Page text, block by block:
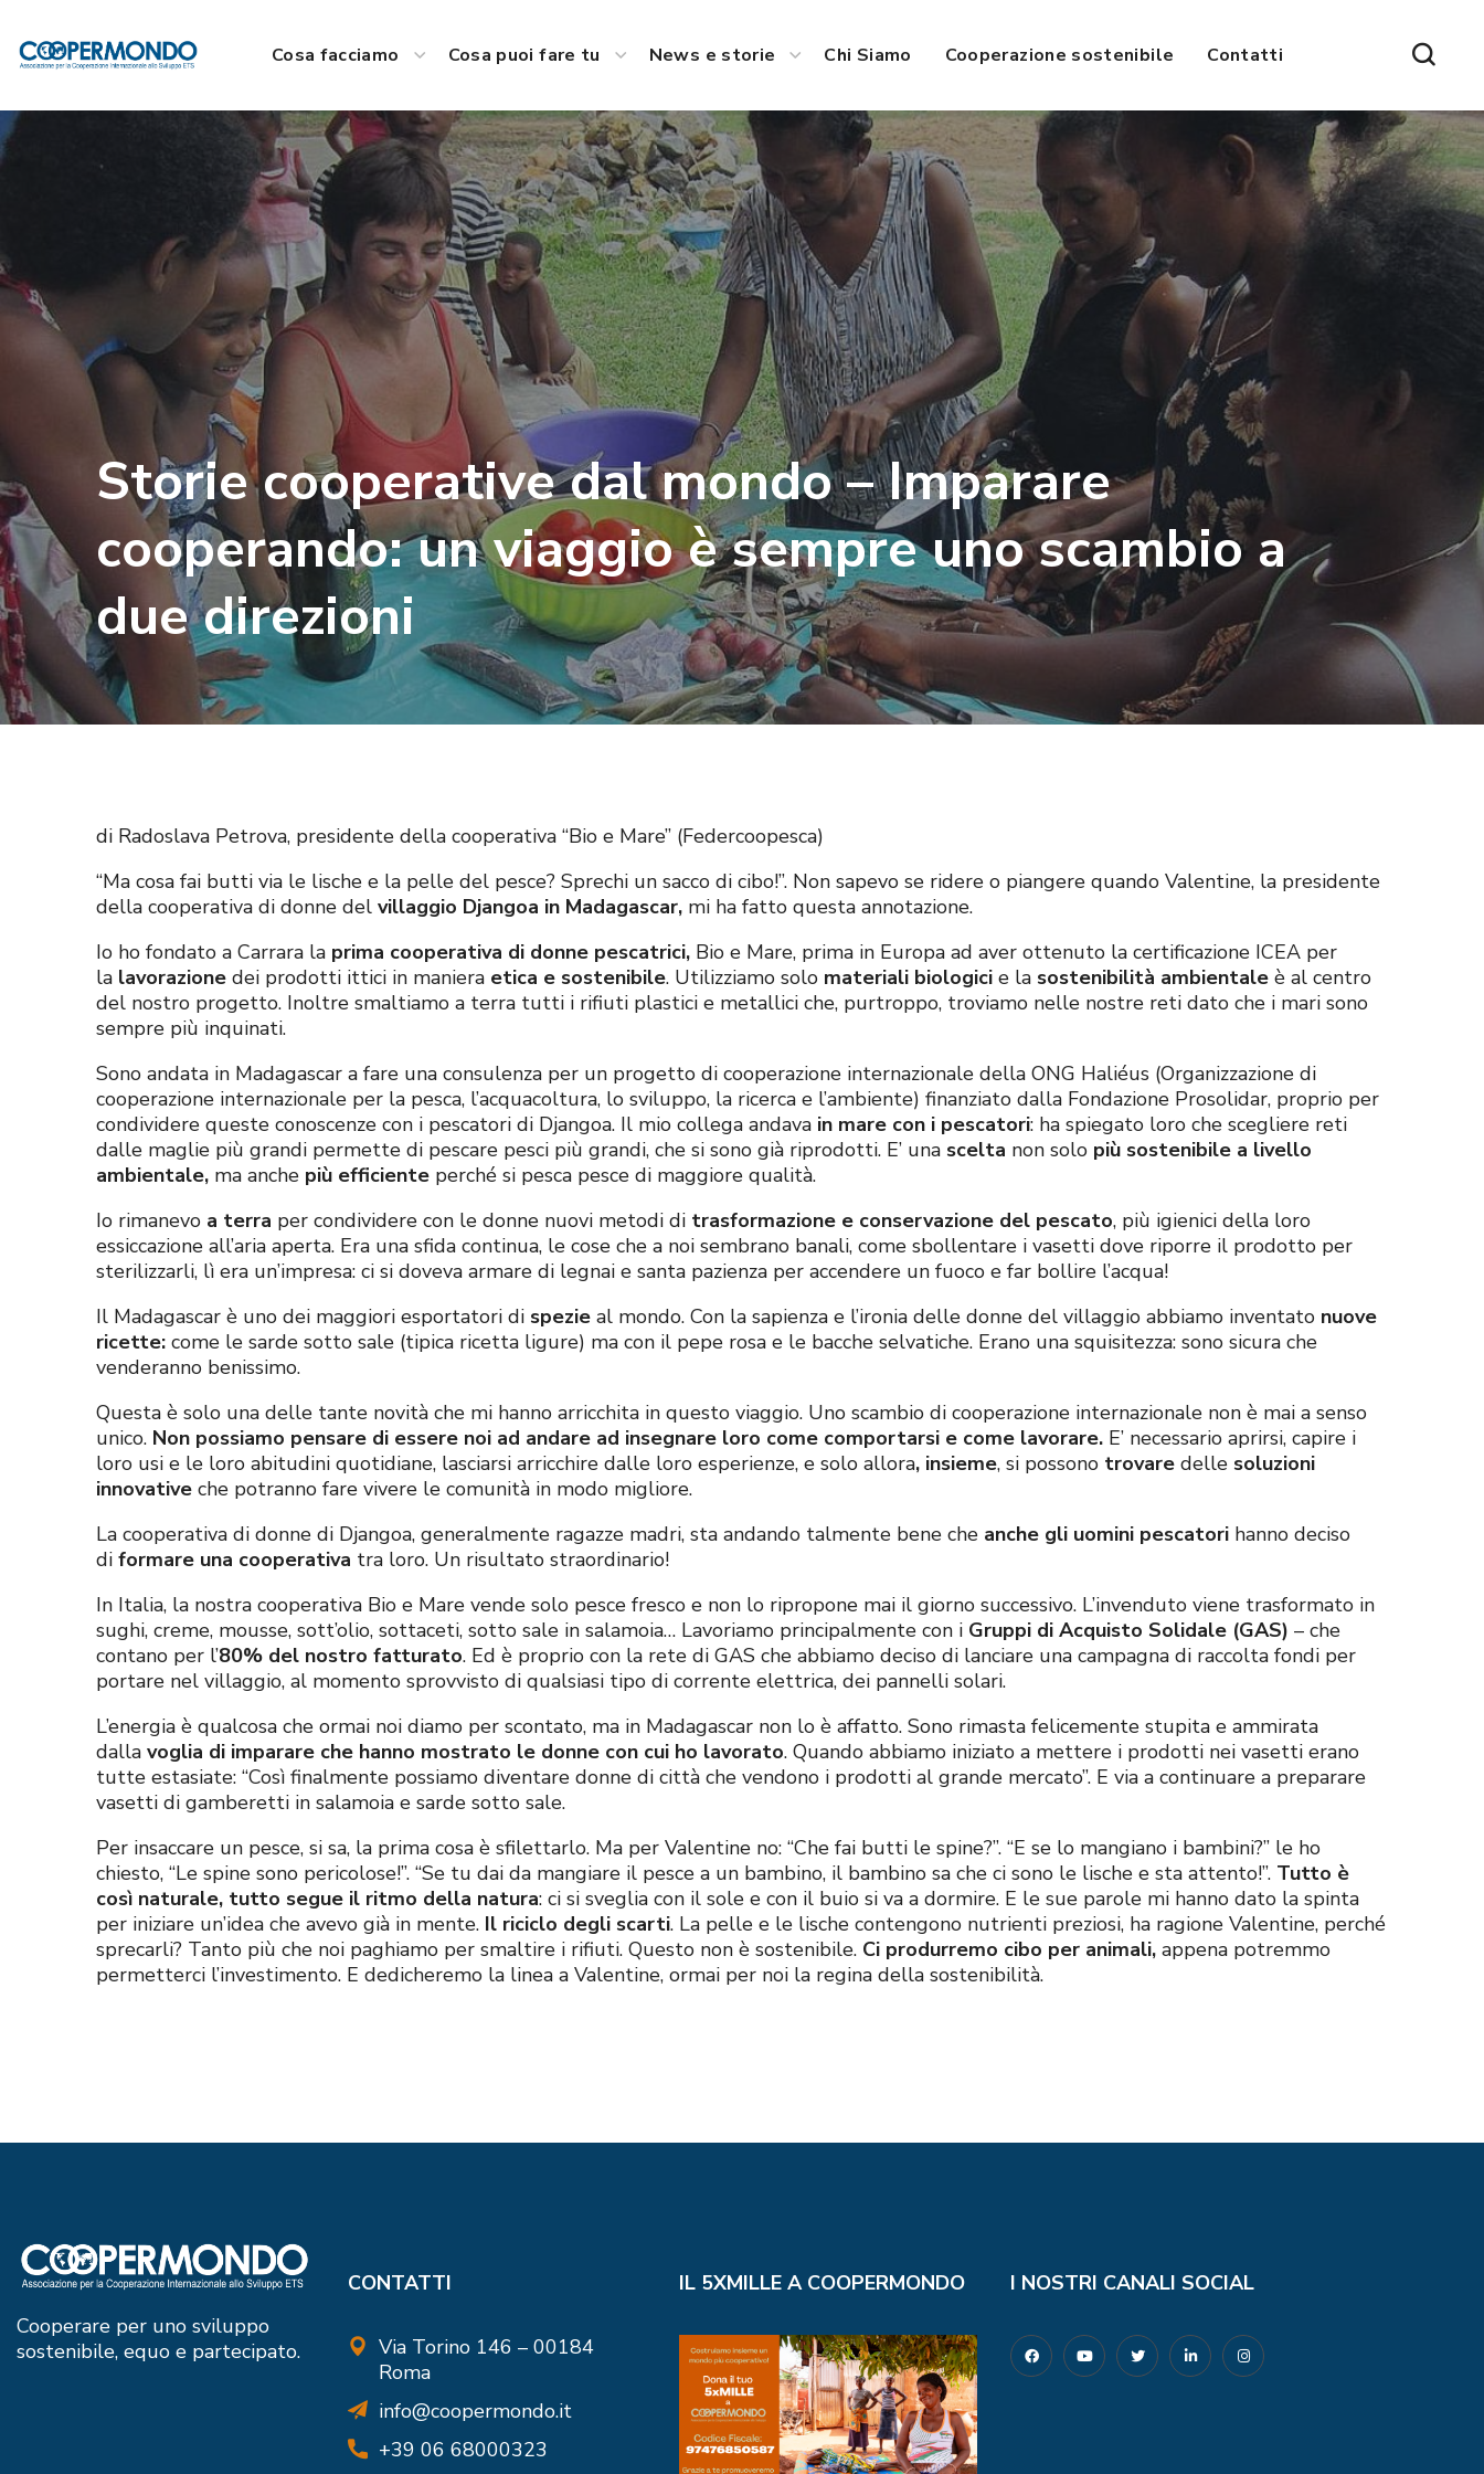
Cosa facciamo Cosa puoi fare tu News e storie Chi Siamo Cooperazione sostenibile Contatti
Storie cooperative dal mondo – Imparare
cooperando: un viaggio è sempre uno scambio a
due direzioni
di Radoslava Petrova, presidente della cooperativa “Bio e Mare” (Federcoopesca)
“Ma cosa fai butti via le lische e la pelle del pesce? Sprechi un sacco di cibo!”. Non sapevo se ridere o piangere quando Valentine, la presidente
della cooperativa di donne del villaggio Djangoa in Madagascar, mi ha fatto questa annotazione.
Io ho fondato a Carrara la prima cooperativa di donne pescatrici, Bio e Mare, prima in Europa ad aver ottenuto la certificazione ICEA per
la lavorazione dei prodotti ittici in maniera etica e sostenibile. Utilizziamo solo materiali biologici e la sostenibilità ambientale è al centro
del nostro progetto. Inoltre smaltiamo a terra tutti i rifiuti plastici e metallici che, purtroppo, troviamo nelle nostre reti dato che i mari sono
sempre più inquinati.
Sono andata in Madagascar a fare una consulenza per un progetto di cooperazione internazionale della ONG Haliéus (Organizzazione di
cooperazione internazionale per la pesca, l’acquacoltura, lo sviluppo, la ricerca e l’ambiente) finanziato dalla Fondazione Prosolidar, proprio per
condividere queste conoscenze con i pescatori di Djangoa. Il mio collega andava in mare con i pescatori: ha spiegato loro che scegliere reti
dalle maglie più grandi permette di pescare pesci più grandi, che si sono già riprodotti. E’ una scelta non solo più sostenibile a livello
ambientale, ma anche più efficiente perché si pesca pesce di maggiore qualità.
Io rimanevo a terra per condividere con le donne nuovi metodi di trasformazione e conservazione del pescato, più igienici della loro
essiccazione all’aria aperta. Era una sfida continua, le cose che a noi sembrano banali, come sbollentare i vasetti dove riporre il prodotto per
sterilizzarli, lì era un’impresa: ci si doveva armare di legnai e santa pazienza per accendere un fuoco e far bollire l’acqua!
Il Madagascar è uno dei maggiori esportatori di spezie al mondo. Con la sapienza e l’ironia delle donne del villaggio abbiamo inventato nuove
ricette: come le sarde sotto sale (tipica ricetta ligure) ma con il pepe rosa e le bacche selvatiche. Erano una squisitezza: sono sicura che
venderanno benissimo.
Questa è solo una delle tante novità che mi hanno arricchita in questo viaggio. Uno scambio di cooperazione internazionale non è mai a senso
unico. Non possiamo pensare di essere noi ad andare ad insegnare loro come comportarsi e come lavorare. E’ necessario aprirsi, capire i
loro usi e le loro abitudini quotidiane, lasciarsi arricchire dalle loro esperienze, e solo allora, insieme, si possono trovare delle soluzioni
innovative che potranno fare vivere le comunità in modo migliore.
La cooperativa di donne di Djangoa, generalmente ragazze madri, sta andando talmente bene che anche gli uomini pescatori hanno deciso
di formare una cooperativa tra loro. Un risultato straordinario!
In Italia, la nostra cooperativa Bio e Mare vende solo pesce fresco e non lo ripropone mai il giorno successivo. L’invenduto viene trasformato in
sughi, creme, mousse, sott’olio, sottaceti, sotto sale in salamoia… Lavoriamo principalmente con i Gruppi di Acquisto Solidale (GAS) – che
contano per l’80% del nostro fatturato. Ed è proprio con la rete di GAS che abbiamo deciso di lanciare una campagna di raccolta fondi per
portare nel villaggio, al momento sprovvisto di qualsiasi tipo di corrente elettrica, dei pannelli solari.
L’energia è qualcosa che ormai noi diamo per scontato, ma in Madagascar non lo è affatto. Sono rimasta felicemente stupita e ammirata
dalla voglia di imparare che hanno mostrato le donne con cui ho lavorato. Quando abbiamo iniziato a mettere i prodotti nei vasetti erano
tutte estasiate: “Così finalmente possiamo diventare donne di città che vendono i prodotti al grande mercato”. E via a continuare a preparare
vasetti di gamberetti in salamoia e sarde sotto sale.
Per insaccare un pesce, si sa, la prima cosa è sfilettarlo. Ma per Valentine no: “Che fai butti le spine?”. “E se lo mangiano i bambini?” le ho
chiesto, “Le spine sono pericolose!”. “Se tu dai da mangiare il pesce a un bambino, il bambino sa che ci sono le lische e sta attento!”. Tutto è
così naturale, tutto segue il ritmo della natura: ci si sveglia con il sole e con il buio si va a dormire. E le sue parole mi hanno dato la spinta
per iniziare un’idea che avevo già in mente. Il riciclo degli scarti. La pelle e le lische contengono nutrienti preziosi, ha ragione Valentine, perché
sprecarli? Tanto più che noi paghiamo per smaltire i rifiuti. Questo non è sostenibile. Ci produrremo cibo per animali, appena potremmo
permetterci l’investimento. E dedicheremo la linea a Valentine, ormai per noi la regina della sostenibilità.
Cooperare per uno sviluppo
sostenibile, equo e partecipato.
CONTATTI
Via Torino 146 – 00184
Roma
info@coopermondo.it
+39 06 68000323
IL 5XMILLE A COOPERMONDO I NOSTRI CANALI SOCIAL